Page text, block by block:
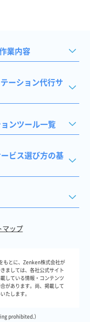
業内容
ーション代行サ
ンツール一覧
ビス選び方の基
マップ
もとに、Zenken株式会社が
ましては、各社公式サイト
している情報・コンテンツ
があります。尚、掲載して
たします。
prohibited.）